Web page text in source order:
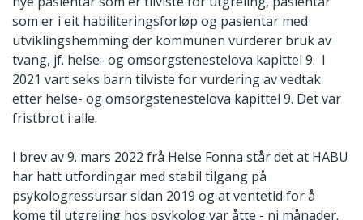
som er i eit habiliteringsforløp og pasientar med
utviklingshemming der kommunen vurderer bruk av
tvang, jf. helse- og omsorgstenestelova kapittel 9. I
2021 vart seks barn tilviste for vurdering av vedtak
etter helse- og omsorgstenestelova kapittel 9. Det var
fristbrot i alle.
I brev av 9. mars 2022 frå Helse Fonna står det at HABU
har hatt utfordingar med stabil tilgang på
psykologressursar sidan 2019 og at ventetid for å
kome til utgreiing hos psykolog var åtte - ni månader.